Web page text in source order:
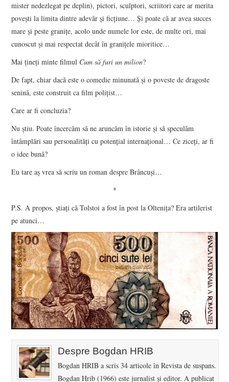
mister nedezlegat pe deplin), pictori, sculptori, scriitori care ar merita
poveşti la limita dintre adevăr şi ficţiune… Şi poate că ar avea succes
mare şi peste graniţe, acolo unde numele lor este, de multe ori, mai
cunoscut şi mai respectat decât în graniţele mioritice…
Mai ţineţi minte filmul Cum să furi un milion?
De fapt, chiar dacă este o comedie minunată şi o poveste de dragoste
senină, este construit ca film poliţist…
Care ar fi concluzia?
Nu ştiu. Poate încercăm să ne aruncăm în istorie şi să speculăm
întâmplări sau personalităţi cu potenţial internaţional… Ce ziceţi, ar fi
o idee bună?
Eu tare aş vrea să scriu un roman despre Brâncuşi…
*
P.S. A propos, ştiaţi că Tolstoi a fost în post la Olteniţa? Era artilerist
pe atunci…
Despre Bogdan HRIB
Bogdan HRIB a scris 34 articole în Revista de suspans.
Bogdan Hrib (1966) este jurnalist şi editor. A publicat